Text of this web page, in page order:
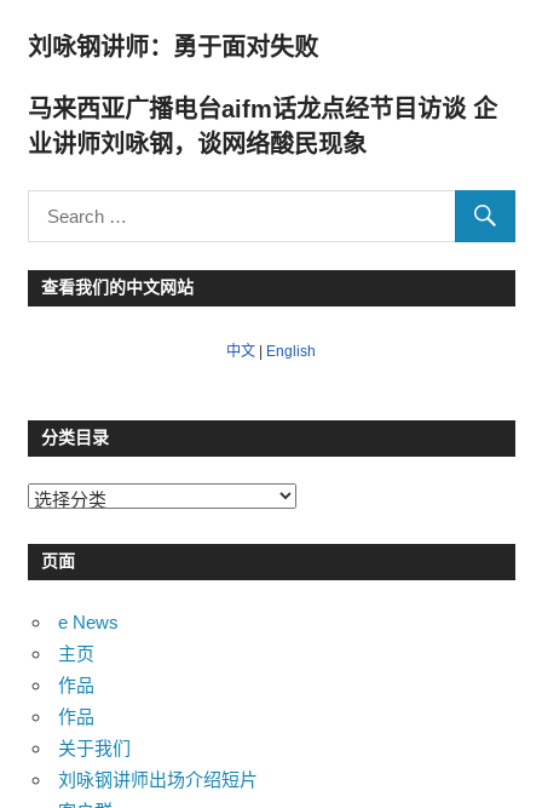
刘咏钢讲师：勇于面对失败
马来西亚广播电台aifm话龙点经节目访谈 企
业讲师刘咏钢，谈网络酸民现象
查看我们的中文网站
中文 | English
分类目录
分
目页面
e News
主页
作品
作品
关于我们
刘咏钢讲师出场介绍短片